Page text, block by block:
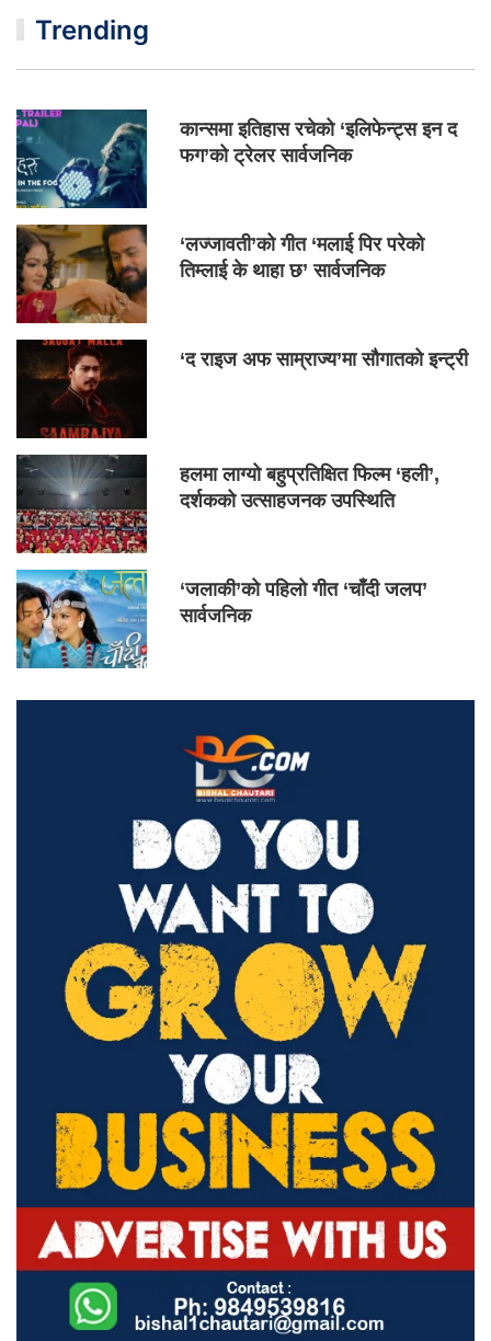
Trending
कान्समा इतिहास रचेको ‘इलिफेन्ट्स इन द
फग’को ट्रेलर सार्वजनिक
‘लज्जावती’को गीत ‘मलाई पिर परेको
तिम्लाई के थाहा छ’ सार्वजनिक
‘द राइज अफ साम्राज्य’मा सौगातको इन्ट्री
हलमा लाग्यो बहुप्रतिक्षित फिल्म ‘हली’,
दर्शकको उत्साहजनक उपस्थिति
‘जलाकी’को पहिलो गीत ‘चाँदी जलप’
सार्वजनिक